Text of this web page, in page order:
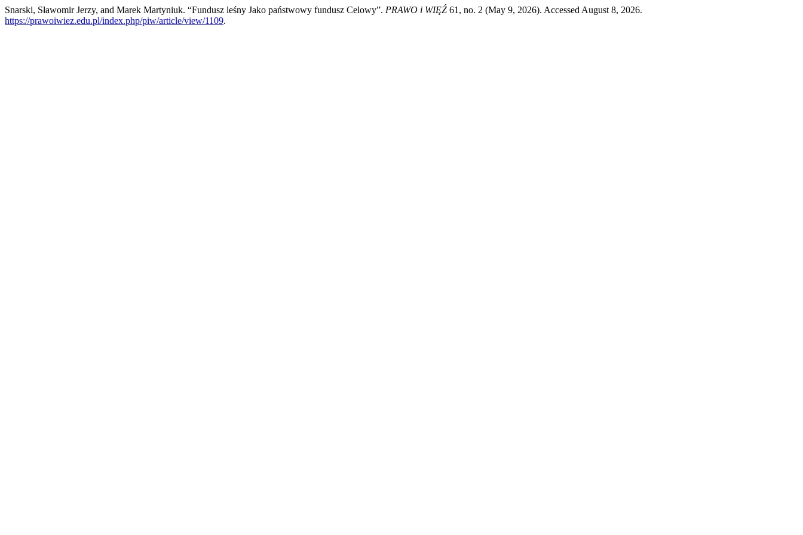
Snarski, Sławomir Jerzy, and Marek Martyniuk. “Fundusz leśny Jako państwowy fundusz Celowy”. PRAWO i WIĘŹ 61, no. 2 (May 9, 2026). Accessed August 8, 2026.
https://prawoiwiez.edu.pl/index.php/piw/article/view/1109.